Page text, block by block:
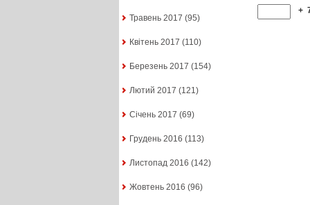
Травень 2017 (95)
Квітень 2017 (110)
Березень 2017 (154)
Лютий 2017 (121)
Січень 2017 (69)
Грудень 2016 (113)
Листопад 2016 (142)
Жовтень 2016 (96)
+